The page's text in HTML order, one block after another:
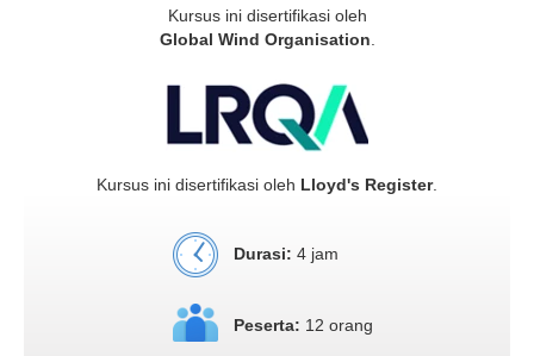
Kursus ini disertifikasi oleh
Global Wind Organisation
Kursus ini disertifikasi oleh Lloyd's Register.
Durasi: 4 jam
Peserta: 12 orang